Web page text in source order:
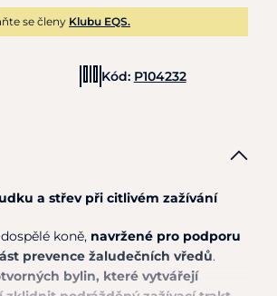
se členy Klubu EQS.
Kód: P104232
a střev při citlivém zažívání
koně, navržené pro podporu
prevence žaludečních vředů.
bylin, které vytvářejí